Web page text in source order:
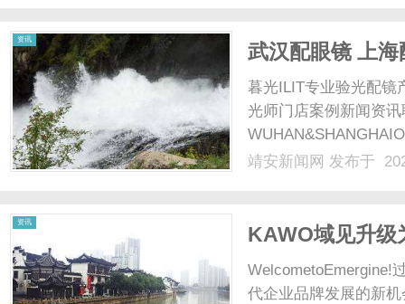
资讯
武汉配眼镜 上海
暮光ILIT专业验光配镜
光师门店案例新闻资
配镜的写字楼眼镜店
靖安新闻网 发布于
资讯
KAWO域见升
WelcometoEmergine!
代企业品牌发展的新